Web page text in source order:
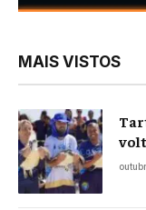
MAIS VISTOS